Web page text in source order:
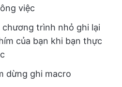
việc
chương trình nhỏ ghi lại
của bạn khi bạn thực
dừng ghi macro